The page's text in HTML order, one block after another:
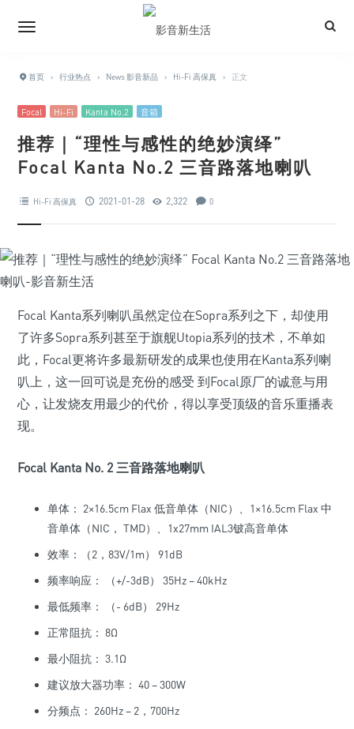
首页 › 行业热点 › News 影音新品 › Hi-Fi 高保真 › 正文
Focal Hi-Fi Kanta No.2 音箱
推荐｜“理性与感性的绝妙演绎”
Focal Kanta No.2 三音路落地喇叭
Hi-Fi 高保真 2021-01-28 2,322 0
Focal Kanta系列喇叭虽然定位在Sopra系列之下，却使用
了许多Sopra系列甚至于旗舰Utopia系列的技术，不单如
此，Focal更将许多最新研发的成果也使用在Kanta系列喇
叭上，这一回可说是充份的感受 到Focal原厂的诚意与用
心，让发烧友用最少的代价，得以享受顶级的音乐重播表
现。
Focal Kanta No. 2 三音路落地喇叭
单体： 2×16.5cm Flax 低音单体（NIC）、1×16.5cm Flax 中
音单体（NIC， TMD）、1x27mm IAL3铍高音单体
效率：（2，83V/1m） 91dB
频率响应： （+/-3dB） 35Hz – 40kHz
最低频率： （- 6dB） 29Hz
正常阻抗： 8Ω
最小阻抗： 3.1Ω
建议放大器功率： 40 – 300W
分频点： 260Hz – 2，700Hz